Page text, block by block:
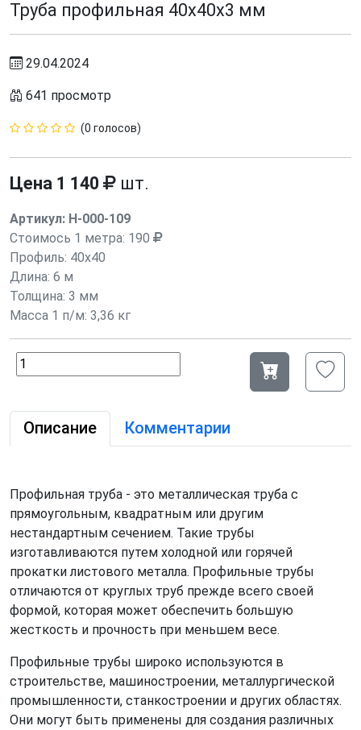
Труба профильная 40x40х3 мм
29.04.2024
641 просмотр
(0 голосов)
Цена 1 140 шт.
Артикул: Н-000-109
Стоимось 1 метра: 190
Профиль: 40х40
Длина: 6 м
Толщина: 3 мм
Масса 1 п/м: 3,36 кг
Описание Комментарии
Профильная труба - это металлическая труба с
прямоугольным, квадратным или другим
нестандартным сечением. Такие трубы
изготавливаются путем холодной или горячей
прокатки листового металла. Профильные трубы
отличаются от круглых труб прежде всего своей
формой, которая может обеспечить большую
жесткость и прочность при меньшем весе.
Профильные трубы широко используются в
строительстве, машиностроении, металлургической
промышленности, станкостроении и других областях.
Они могут быть применены для создания различных